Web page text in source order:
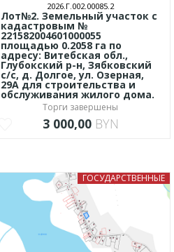
2026.Г.002.00085.2
Лот№2. Земельный участок с
кадастровым №
221582004601000055
площадью 0.2058 га по
адресу: Витебская обл.,
Глубокский р-н, Зябковский
с/с, д. Долгое, ул. Озерная,
29А для строительства и
обслуживания жилого дома.
Торги завершены
3 000,00 BYN
ГОСУДАРСТВЕННЫЕ